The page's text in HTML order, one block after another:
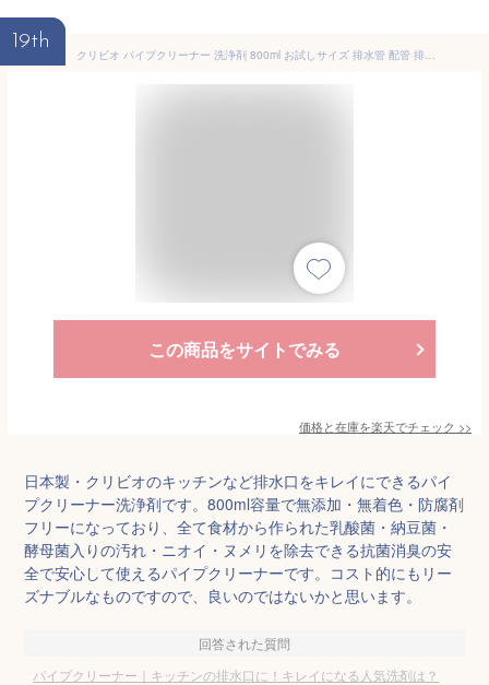
19th
クリビオ パイプクリーナー 洗浄剤 800ml お試しサイズ 排水管 配管 排水口 パイプ 浄化槽 台所 キッチン お風呂 洗面所 洗濯 悪臭 におい対策 掃除 洗剤 消臭 抗菌 汚れ ヌメリ取り 国産 日本製 無添加 無着色 防腐剤フリー 安心安全 乳酸菌 納豆菌 酵母菌 酵素 微生物
この商品をサイトでみる
価格と在庫を楽天でチェック >>
日本製・クリビオのキッチンなど排水口をキレイにできるパイ
プクリーナー洗浄剤です。800ml容量で無添加・無着色・防腐剤
フリーになっており、全て食材から作られた乳酸菌・納豆菌・
酵母菌入りの汚れ・ニオイ・ヌメリを除去できる抗菌消臭の安
全で安心して使えるパイプクリーナーです。コスト的にもリー
ズナブルなものですので、良いのではないかと思います。
回答された質問
パイプクリーナー｜キッチンの排水口に！キレイになる人気洗剤は？